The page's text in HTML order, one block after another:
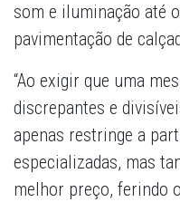
som e iluminação até
pavimentação de
“Ao exigir que uma
discrepantes e
apenas restringe a
especializadas, mas
melhor preço, ferindo